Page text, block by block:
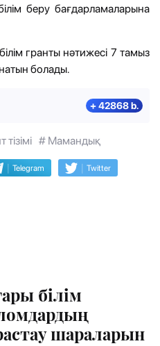
беру бағдарламаларына
гранты нәтижесі 7 тамыз
болады.
+ 42868 b.
тізімі # Мамандық
| Telegram | Twitter
білім
шараларын